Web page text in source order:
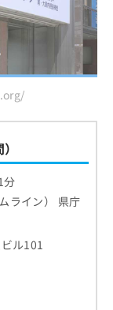
分
ライン） 県庁
ル101